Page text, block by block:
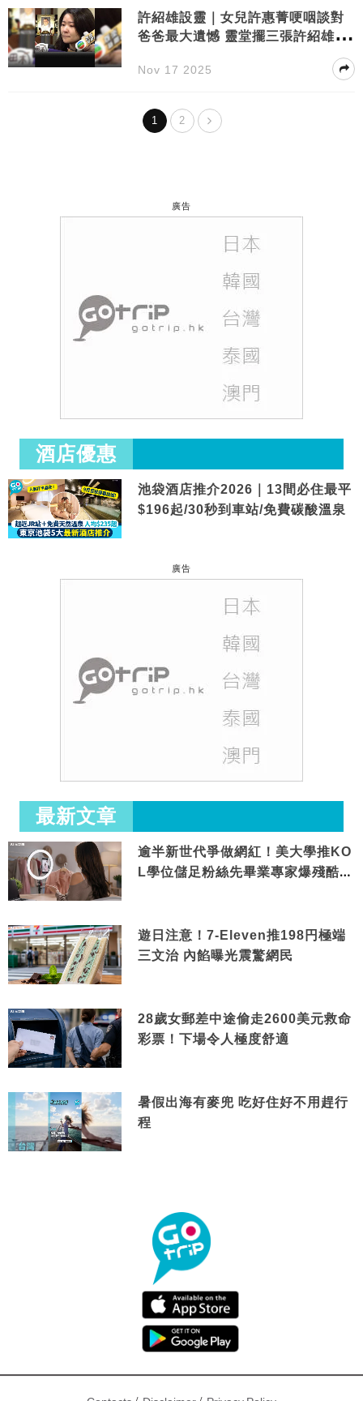
許紹雄設靈｜女兒許惠菁哽咽談對
爸爸最大遺憾 靈堂擺三張許紹雄照
Nov 17 2025
1 2
廣告
酒店優惠
池袋酒店推介2026｜13間必住最平
$196起/30秒到車站/免費碳酸溫泉
廣告
最新文章
逾半新世代爭做網紅！美大學推KO
L學位儲足粉絲先畢業專家爆殘酷現
遊日注意！7-Eleven推198円極端
三文治 內餡曝光震驚網民
28歲女郵差中途偷走2600美元救命
彩票！下場令人極度舒適
暑假出海有麥兜 吃好住好不用趕行
程